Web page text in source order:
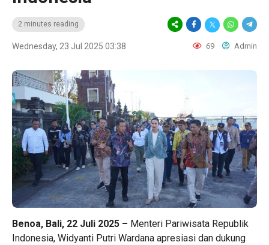
2 minutes reading
Wednesday, 23 Jul 2025 03:38 69 Admin
Benoa, Bali, 22 Juli 2025 – Menteri Pariwisata Republik
Indonesia, Widyanti Putri Wardana apresiasi dan dukung